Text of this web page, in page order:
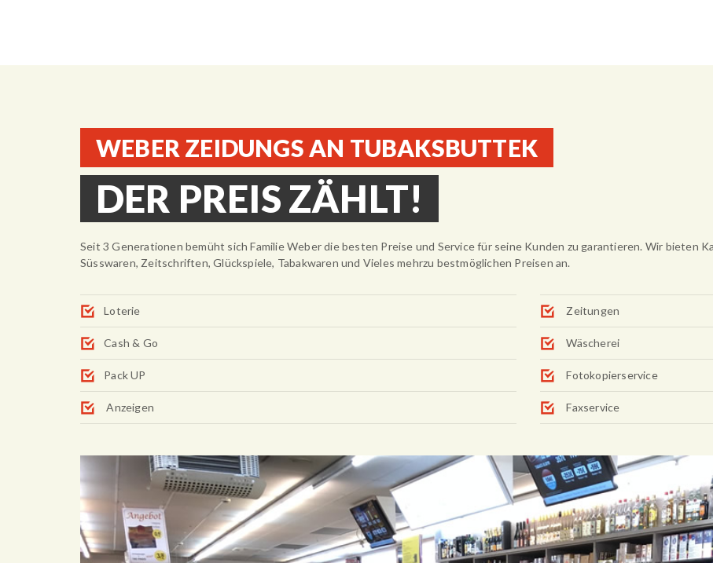
WEBER ZEIDUNGS AN TUBAKSBUTTEK
DER PREIS ZÄHLT!
Seit 3 Generationen bemüht sich Familie Weber die besten Preise und Service für seine Kunden zu garantieren. Wir bieten
Süsswaren, Zeitschriften, Glückspiele, Tabakwaren und Vieles mehrzu bestmöglichen Preisen an.
Loterie
Cash & Go
Pack UP
Anzeigen
Zeitungen
Wäscherei
Fotokopierservice
Faxservice